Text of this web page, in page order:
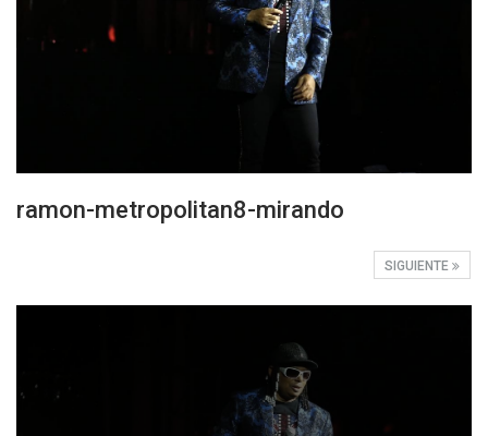
ramon-metropolitan8-mirando
SIGUIENTE